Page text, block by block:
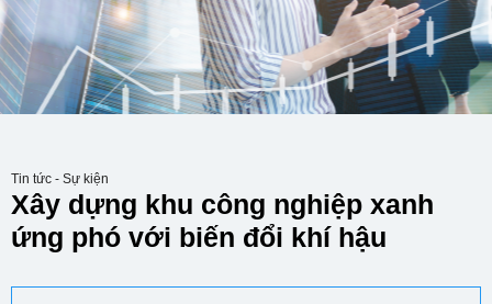
Tin tức - Sự kiện
Xây dựng khu công nghiệp xanh
ứng phó với biến đổi khí hậu